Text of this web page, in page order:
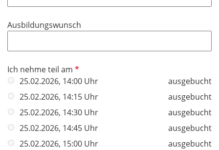
d
t
e
d
l
c
t
e
l
d
Ausbildungswunsch
Ich nehme teil am P
f
l
c
h
t
25.02.2026, 14:00 Uhr
ausgebucht
25.02.2026, 14:15 Uhr
ausgebucht
25.02.2026, 14:30 Uhr
ausgebucht
25.02.2026, 14:45 Uhr
ausgebucht
25.02.2026, 15:00 Uhr
ausgebucht